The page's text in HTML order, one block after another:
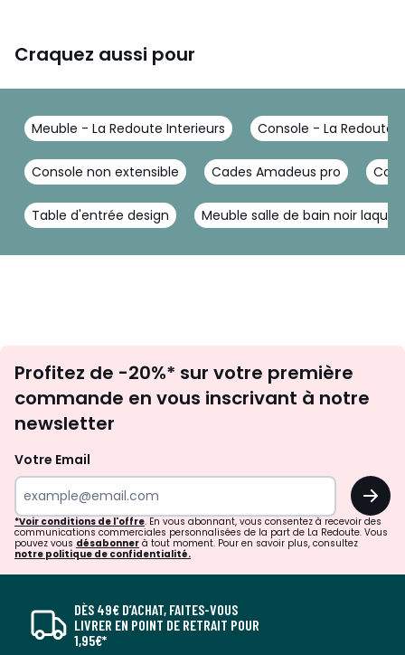
Craquez aussi pour
Meuble - La Redoute Interieurs Console - La Redoute
Console non extensible Cades Amadeus pro
Table d'entrée design Meuble salle de bain noir laque
newsletter
Profitez de -20%* sur votre première
commande en vous inscrivant à notre
newsletter
Votre Email
OK
*Voir conditions de l'offre. En vous abonnant, vous consentez à recevoir des
communications commerciales personnalisées de la part de La Redoute. Vous
pouvez vous désabonner à tout moment. Pour en savoir plus, consultez
notre politique de confidentialité.
DÈS 49€ D’ACHAT, FAITES-VOUS
LIVRER EN POINT DE RETRAIT POUR
1,95€*